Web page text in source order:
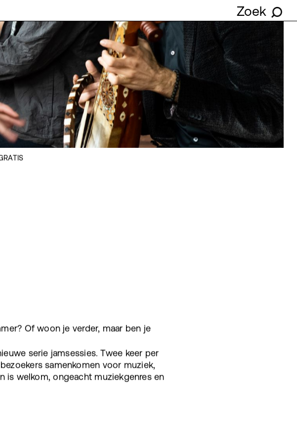
Of woon je verder, maar ben je
serie jamsessies. Twee keer per
samenkomen voor muziek,
is welkom, ongeacht muziekgenres en